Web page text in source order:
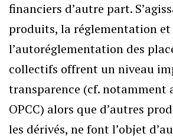
financiers d’autre part.
produits, la réglementation et
l’autoréglementation des
collectifs offrent un niveau
transparence (cf. notamment
OPCC) alors que d’autres
les dérivés, ne font l’objet